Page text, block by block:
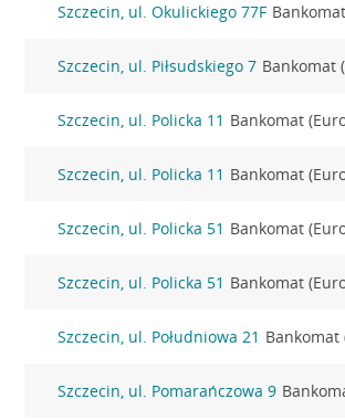
Szczecin, ul. Okulickiego 77F
Szczecin, ul. Piłsudskiego 7 Bankomat
Szczecin, ul. Policka 11 Bankomat
Szczecin, ul. Policka 11 Bankomat
Szczecin, ul. Policka 51 Bankomat
Szczecin, ul. Policka 51 Bankomat
Szczecin, ul. Południowa 21 Bankomat
Szczecin, ul. Pomarańczowa 9